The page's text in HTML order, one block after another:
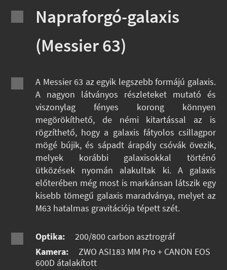
Napraforgó-galaxis
(Messier 63)
A Messier 63 az egyik legszebb formájú galaxis.
A nagyon látványos részleteket mutató és
viszonylag fényes korong könnyen
megörökíthető, de némi kitartással az is
rögzíthető, hogy a galaxis fátyolos csillagpor
mögé bújik, és sápadt árapály csóvák övezik,
melyek korábbi galaxisokkal történő
ütközések nyomán alakultak ki. A galaxis
előterében még most is markánsan látszik egy
kisebb tömegű galaxis maradványa, melyet az
M63 hatalmas gravitációja tépett szét.
Optika:
200/800 carbon asztrográf
Kamera:
ZWO ASI183 MM Pro + CANON EOS
600D átalakított